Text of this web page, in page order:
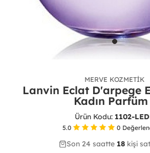
MERVE KOZMETIK
Lanvin Eclat D'arpege
Kadın
Ürün Kodu: 1102-
5.0 0
33 43
Son 24 saatte 18 kişi